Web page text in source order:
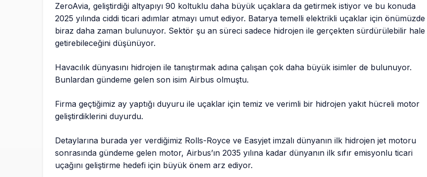
ZeroAvia, geliştirdiği altyapıyı 90 koltuklu daha büyük uçaklara da getirmek istiyor ve bu konuda
2025 yılında ciddi ticari adımlar atmayı umut ediyor. Batarya temelli elektrikli uçaklar için önümüzde
biraz daha zaman bulunuyor. Sektör şu an süreci sadece hidrojen ile gerçekten sürdürülebilir hale
getirebileceğini düşünüyor.
Havacılık dünyasını hidrojen ile tanıştırmak adına çalışan çok daha büyük isimler de bulunuyor.
Bunlardan gündeme gelen son isim Airbus olmuştu.
Firma geçtiğimiz ay yaptığı duyuru ile uçaklar için temiz ve verimli bir hidrojen yakıt hücreli motor
geliştirdiklerini duyurdu.
Detaylarına burada yer verdiğimiz Rolls-Royce ve Easyjet imzalı dünyanın ilk hidrojen jet motoru
sonrasında gündeme gelen motor, Airbus’ın 2035 yılına kadar dünyanın ilk sıfır emisyonlu ticari
uçağını geliştirme hedefi için büyük önem arz ediyor.